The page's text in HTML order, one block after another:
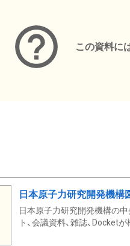
この資料に
日本原子力研究開発機構
日本原子力研究開発機構の
ト、会議資料、雑誌、Docketが